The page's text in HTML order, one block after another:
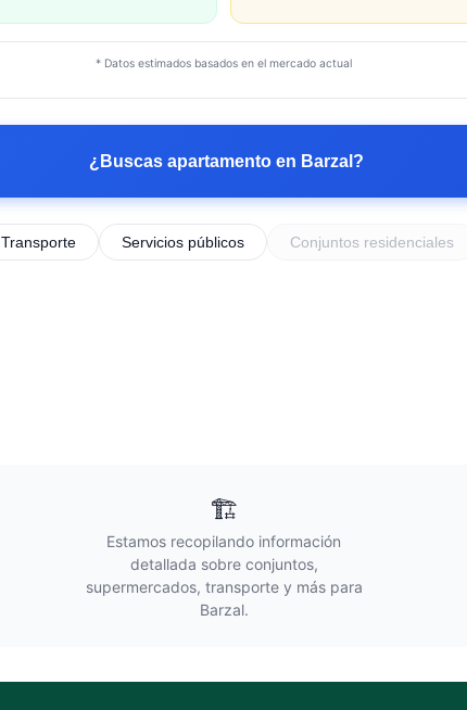
* Datos estimados basados en el mercado actual
¿Buscas apartamento en Barzal ?
Transporte Servicios públicos Conjuntos residenciales
🏗️
Estamos recopilando información
detallada sobre conjuntos,
supermercados, transporte y más para
Barzal.